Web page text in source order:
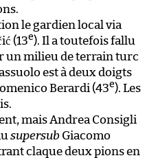
le gardien local via
(13e). Il a toutefois fallu
un milieu de terrain turc
est à deux doigts
Berardi (43e). Les
mais Andrea Consigli
supersub Giacomo
claque deux pions en